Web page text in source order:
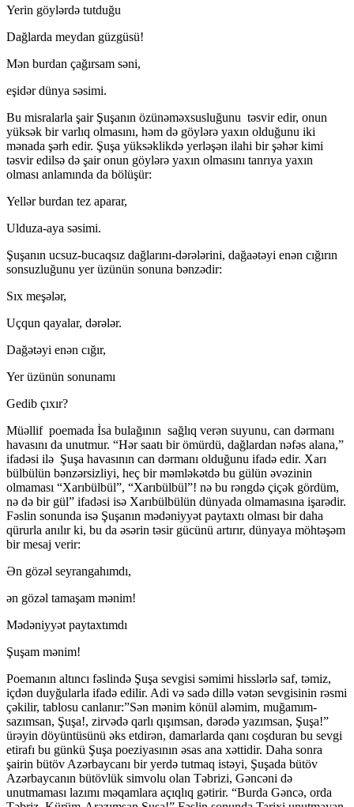
Yerin göylərdə tutduğu
Dağlarda meydan güzgüsü!
Mən burdan çağırsam səni,
eşidər dünya səsimi.
Bu misralarla şair Şuşanın özünəməxsusluğunu təsvir edir, onun
yüksək bir varlıq olmasını, həm də göylərə yaxın olduğunu iki
mənada şərh edir. Şuşa yüksəklikdə yerləşən ilahi bir şəhər kimi
təsvir edilsə də şair onun göylərə yaxın olmasını tanrıya yaxın
olması anlamında da bölüşür:
Yellər burdan tez aparar,
Ulduza-aya səsimi.
Şuşanın ucsuz-bucaqsız dağlarını-dərələrini, dağaətəyi enən cığırın
sonsuzluğunu yer üzünün sonuna bənzədir:
Sıx meşələr,
Uçqun qayalar, dərələr.
Dağətəyi enən cığır,
Yer üzünün sonunamı
Gedib çıxır?
Müəllif poemada İsa bulağının sağlıq verən suyunu, can dərmanı
havasını da unutmur. “Hər saatı bir ömürdü, dağlardan nəfəs alana,”
ifadəsi ilə Şuşa havasının can dərmanı olduğunu ifadə edir. Xarı
bülbülün bənzərsizliyi, heç bir məmləkətdə bu gülün əvəzinin
olmaması “Xarıbülbül”, “Xarıbülbül”! nə bu rəngdə çiçək gördüm,
nə də bir gül” ifadəsi isə Xarıbülbülün dünyada olmamasına işarədir.
Fəslin sonunda isə Şuşanın mədəniyyət paytaxtı olması bir daha
qürurla anılır ki, bu da əsərin təsir gücünü artırır, dünyaya möhtəşəm
bir mesaj verir:
Ən gözəl seyrangahımdı,
ən gözəl tamaşam mənim!
Mədəniyyət paytaxtımdı
Şuşam mənim!
Poemanın altıncı fəslində Şuşa sevgisi səmimi hisslərlə saf, təmiz,
içdən duyğularla ifadə edilir. Adi və sadə dillə vətən sevgisinin rəsmi
çəkilir, tablosu canlanır:”Sən mənim könül aləmim, muğamım-
sazımsan, Şuşa!, zirvədə qarlı qışımsan, dərədə yazımsan, Şuşa!”
ürəyin döyüntüsünü əks etdirən, damarlarda qanı coşduran bu sevgi
etirafı bu günkü Şuşa poeziyasının əsas ana xəttidir. Daha sonra
şairin bütöv Azərbaycanı bir yerdə tutmaq istəyi, Şuşada bütöv
Azərbaycanın bütövlük simvolu olan Təbrizi, Gəncəni də
unutmaması lazımı məqamlara açıqlıq gətirir. “Burda Gəncə, orda